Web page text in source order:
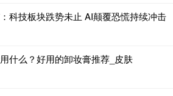
科技板块跌势未止 AI颠覆恐慌持续冲击
什么？好用的卸妆膏推荐_皮肤